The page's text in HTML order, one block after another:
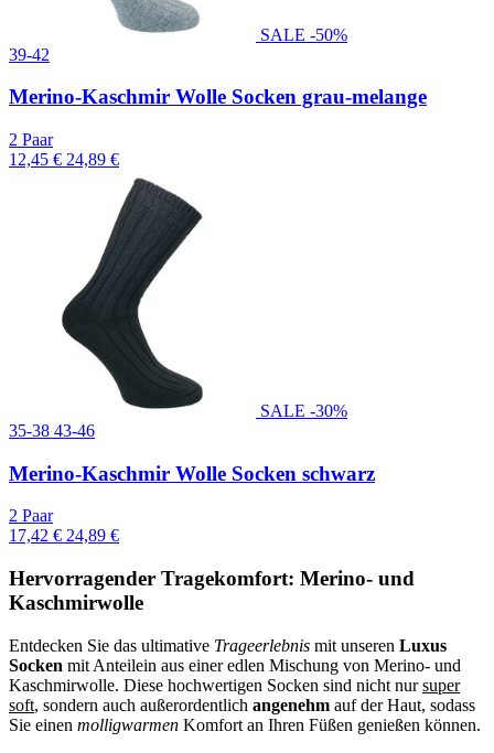
SALE -50%
39-42
Merino-Kaschmir Wolle Socken grau-melange
2 Paar
12,45 € 24,89 €
SALE -30%
35-38 43-46
Merino-Kaschmir Wolle Socken schwarz
2 Paar
17,42 € 24,89 €
Hervorragender Tragekomfort: Merino- und
Kaschmirwolle
Entdecken Sie das ultimative Trageerlebnis mit unseren Luxus
Socken mit Anteilein aus einer edlen Mischung von Merino- und
Kaschmirwolle. Diese hochwertigen Socken sind nicht nursuper
soft, sondern auch außerordentlich angenehm auf der Haut, sodass
Sie einen molligwarmen Komfort an Ihren Füßen genießen können.